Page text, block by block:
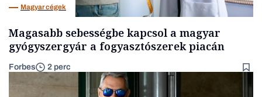
Magyar cégek
Magasabb sebességbe kapcsol a magyar
gyógyszergyár a fogyasztószerek piacán
Forbes 2 perc